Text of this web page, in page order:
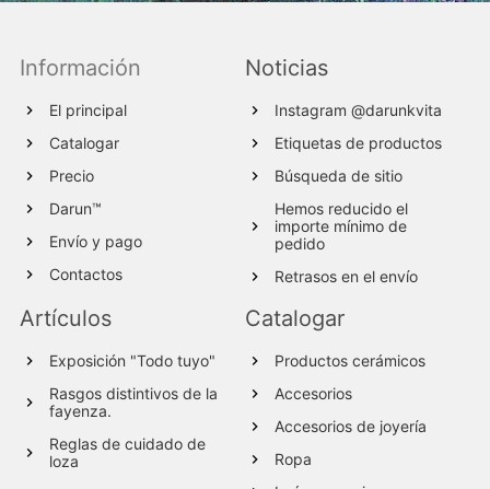
Información
El principal
Catalogar
Precio
Darun™
Envío y pago
Contactos
Noticias
Instagram @darunkvita
Etiquetas de productos
Búsqueda de sitio
Hemos reducido el
importe mínimo de
pedido
Retrasos en el envío
Artículos
Exposición "Todo tuyo"
Rasgos distintivos de la
fayenza.
Reglas de cuidado de
loza
Catalogar
Productos cerámicos
Accesorios
Accesorios de joyería
Ropa